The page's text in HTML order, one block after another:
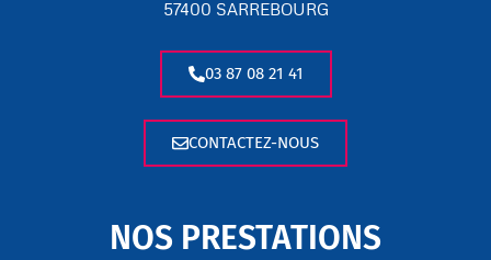
57400 SARREBOURG
03 87 08 21 41
CONTACTEZ-NOUS
NOS PRESTATIONS